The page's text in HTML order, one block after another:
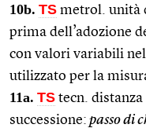
10b. TS metrol. unità
prima dell’adozione
con valori variabili
utilizzato per la
11a. TS tecn.
successione: passo di